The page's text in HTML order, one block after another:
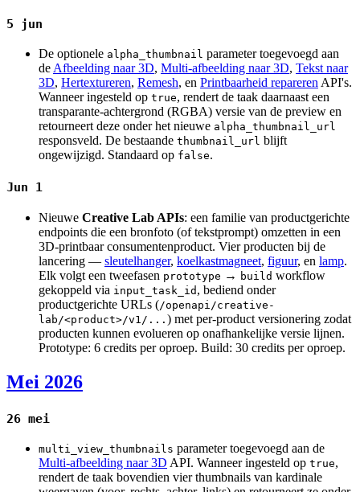
5 jun
De optionele alpha_thumbnail parameter toegevoegd aan
deAfbeelding naar 3D, Multi-afbeelding naar 3D, Tekst naar
3D, Hertextureren, Remesh, en Printbaarheid reparerenAPI's.
Wanneer ingesteld op true, rendert de taak daarnaast een
transparante-achtergrond (RGBA) versie van de preview en
retourneert deze onder het nieuwe alpha_thumbnail_url
responsveld. De bestaande thumbnail_url blijft
ongewijzigd. Standaard op false.
Jun 1
Nieuwe Creative Lab APIs: een familie van productgerichte
endpoints die een bronfoto (of tekstprompt) omzetten in een
3D-printbaar consumentenproduct. Vier producten bij de
lancering — sleutelhanger, koelkastmagneet, figuur, en lamp.
Elk volgt een tweefasen prototype → build workflow
gekoppeld via input_task_id , bediend onder
productgerichte URLs (/openapi/creative-
lab/<product>/v1/... ) met per-product versionering zodat
producten kunnen evolueren op onafhankelijke versie lijnen.
Prototype: 6 credits per oproep. Build: 30 credits per oproep.
Mei 2026
26 mei
multi_view_thumbnails parameter toegevoegd aan de
Multi-afbeelding naar 3D API. Wanneer ingesteld op true,
rendert de taak bovendien vier thumbnails van kardinale